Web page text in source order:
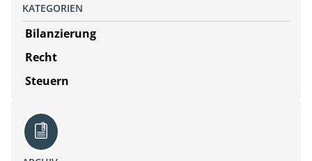
KATEGORIEN
Bilanzierung
Recht
Steuern